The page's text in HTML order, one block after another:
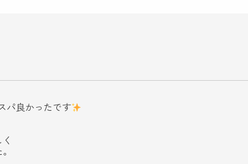
パ良かったです